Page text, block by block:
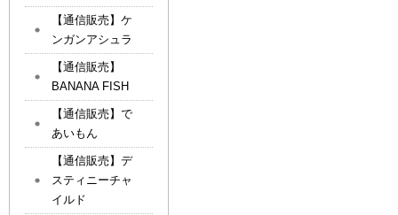
【通信販売】ケ
ンガンアシュラ
【通信販売】
BANANA FISH
【通信販売】で
あいもん
【通信販売】デ
スティニーチャ
イルド